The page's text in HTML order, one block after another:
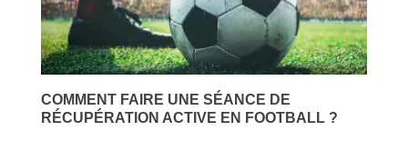
COMMENT FAIRE UNE SÉANCE DE
RÉCUPÉRATION ACTIVE EN FOOTBALL ?